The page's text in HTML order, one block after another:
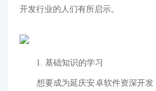
开发行业的人们有所启示。
1. 基础知识的学习
想要成为延庆安卓软件资深开发